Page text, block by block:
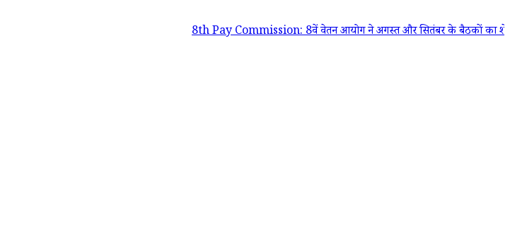
8th Pay Commission: 8वें वेतन आयोग ने अगस्त और सितंबर के बैठकों का शेड्यूल जारी